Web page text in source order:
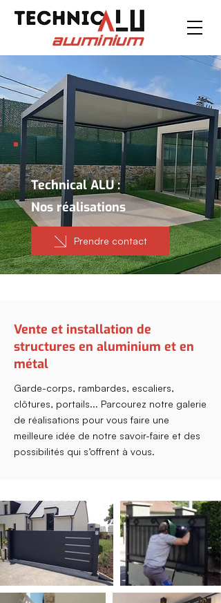
Technical ALU :
Nos réalisations
Prendre contact
Vente et installation de
structures en aluminium et en
métal
Garde-corps, rambardes, escaliers,
clôtures, portails... Parcourez notre galerie
de réalisations pour vous faire une
meilleure idée de notre savoir-faire et des
possibilités qui s’offrent à vous.